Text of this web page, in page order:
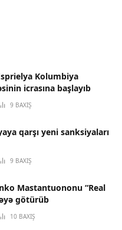
Kolumbiya
icrasına başlayıb
9 BAXIŞ
qarşı yeni sanksiyaları
9 BAXIŞ
Mastantuononu “Real
götürüb
10 BAXIŞ